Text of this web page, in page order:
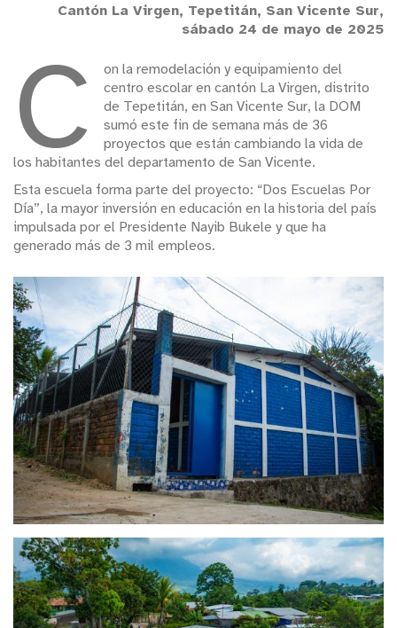
Cantón La Virgen, Tepetitán, San Vicente Sur,
sábado 24 de mayo de 2025
C
on la remodelación y equipamiento del
centro escolar en cantón La Virgen, distrito
de Tepetitán, en San Vicente Sur, la DOM
sumó este fin de semana más de 36
proyectos que están cambiando la vida de
los habitantes del departamento de San Vicente.
Esta escuela forma parte del proyecto: “Dos Escuelas Por
Día”, la mayor inversión en educación en la historia del país
impulsada por el Presidente Nayib Bukele y que ha
generado más de 3 mil empleos.